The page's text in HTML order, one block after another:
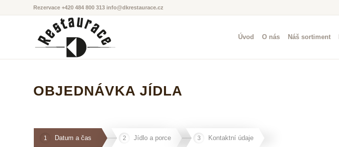
Rezervace +420 484 800 313 info@dkrestaurace.cz
Úvod O nás Náš sortiment
OBJEDNÁVKA JÍDLA
1 Datum a čas 2 Jídlo a porce 3 Kontaktní údaje